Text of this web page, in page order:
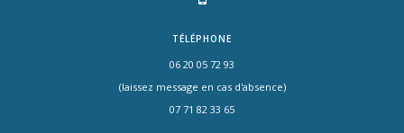
TÉLÉPHONE
06 20 05 72 93
(laissez message en cas d'absence)
07 71 82 33 65